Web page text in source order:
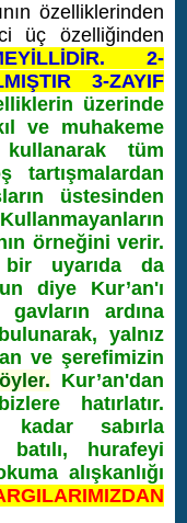
özelliklerinden
üç özelliğinden
2-
3-ZAYIF
üzerinde
ve muhakeme
tüm
tartışmalardan
üstesinden
örneğini verir.
uyarıda da
diye Kur’an'ı
ardına
yalnız
ve şerefimizin
. Kur’an'dan
hatırlatır.
kadar sabırla
hurafeyi
alışkanlığı